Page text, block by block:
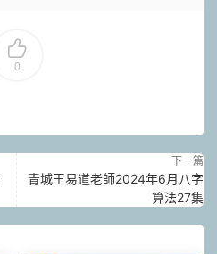
0
下一篇
青城王易道老師2024年6月八字
算法27集